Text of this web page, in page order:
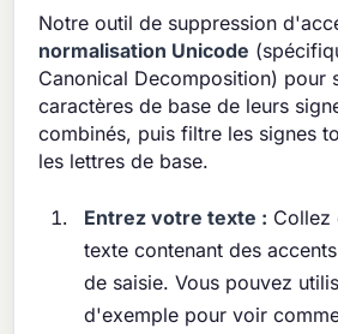
Notre outil de suppression
normalisation Unicode
Canonical Decomposition) pour
caractères de base de leurs
combinés, puis filtre les signes
les lettres de base.
Entrez votre texte : Collez
texte contenant des
de saisie. Vous pouvez
d'exemple pour voir